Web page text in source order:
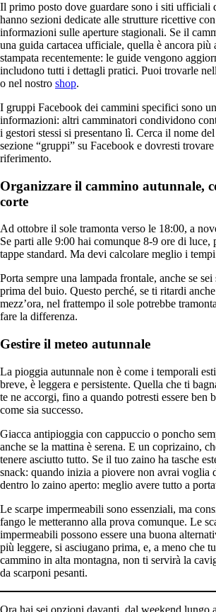
Il primo posto dove guardare sono i siti ufficiali
hanno sezioni dedicate alle strutture ricettive
informazioni sulle aperture stagionali. Se il
una guida cartacea ufficiale, quella è ancora più
stampata recentemente: le guide vengono
includono tutti i dettagli pratici. Puoi trovarle
o nel nostro shop.
I gruppi Facebook dei cammini specifici sono
informazioni: altri camminatori condividono
i gestori stessi si presentano lì. Cerca il nome
sezione “gruppi” su Facebook e dovresti
riferimento.
Organizzare il cammino autunnale,
corte
Ad ottobre il sole tramonta verso le 18:00, a
Se parti alle 9:00 hai comunque 8-9 ore di luce,
tappe standard. Ma devi calcolare meglio i tempi
Porta sempre una lampada frontale, anche se
prima del buio. Questo perché, se ti ritardi
mezz’ora, nel frattempo il sole potrebbe
fare la differenza.
Gestire il meteo autunnale
La pioggia autunnale non è come i temporali
breve, è leggera e persistente. Quella che ti
te ne accorgi, fino a quando potresti essere ben
come sia successo.
Giacca antipioggia con cappuccio o poncho
anche se la mattina è serena. E un coprizaino,
tenere asciutto tutto. Se il tuo zaino ha tasche
snack: quando inizia a piovere non avrai voglia
dentro lo zaino aperto: meglio avere tutto a
Le scarpe impermeabili sono essenziali, ma
fango le metteranno alla prova comunque. Le
impermeabili possono essere una buona
più leggere, si asciugano prima, e, a meno che
cammino in alta montagna, non ti servirà la
da scarponi pesanti.
Ora hai sei opzioni davanti, dal weekend lungo